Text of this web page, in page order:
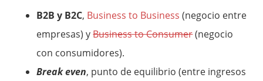
B2B y B2C, Business to Business (negocio entre
empresas) yBusiness to Consumer(negocio
con consumidores).
Break even, punto de equilibrio (entre ingresos